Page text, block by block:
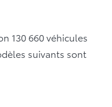
130 660 véhicules
suivants sont